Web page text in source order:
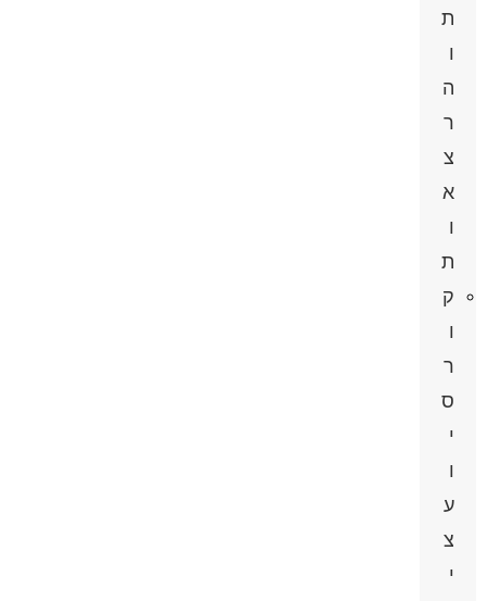
ת
ו
ה
ר
צ
א
ו
ת
ק
ו
ר
ס
י
ו
ע
צ
י